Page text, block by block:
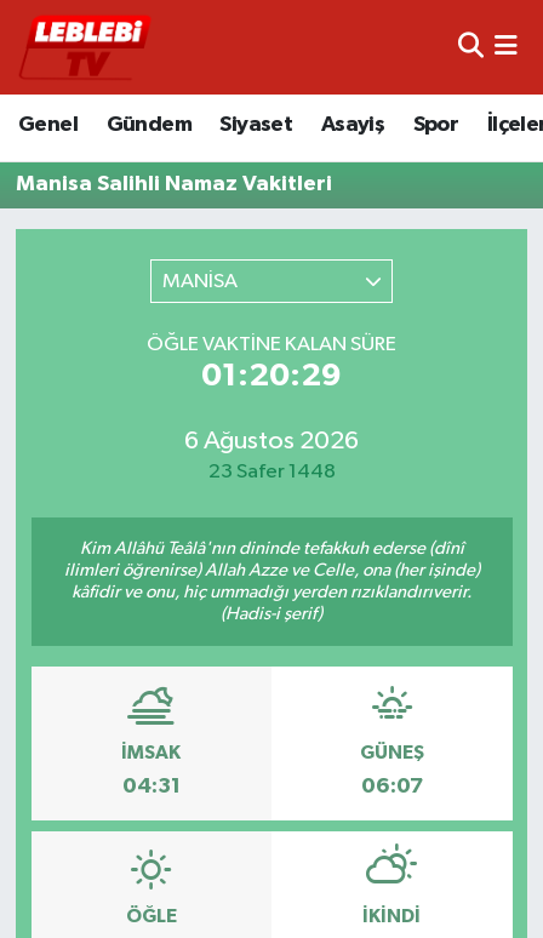
Genel Gündem Siyaset Asayiş Spor
Manisa Salihli Namaz Vakitleri
MANİSA
ÖĞLE VAKTINE KALAN SÜRE
01:20:29
6 Ağustos 2026
23 Safer 1448
Kim Allâhü Teâlâ'nın dininde tefakkuh ederse (dînî
ilimleri öğrenirse) Allah Azze ve Celle, ona (her işinde)
kâfidir ve onu, hiç ummadığı yerden rızıklandırıverir.
(Hadis-i şerif)
İMSAK
04:31
GÜNEŞ
06:07
ÖĞLE İKINDI
Hava Durumu
Trafik Durumu
Süper Lig Puan Durumu ve Fikstür
Tüm Manşetler